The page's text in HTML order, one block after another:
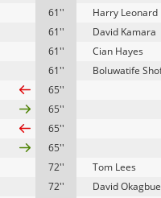
61''
Harry Leonard
61''
David Kamara
61''
Cian Hayes
61''
Boluwatife
65''
65''
65''
65''
72''
Tom Lees
72''
David Okagbue